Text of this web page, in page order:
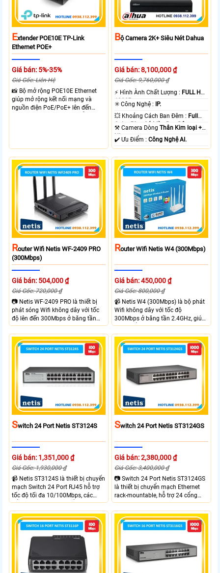
EXtender POE10E TP-Link
Ethernet POE+
Giá bán: 5%-35%
Giá Gốc: Liên Hệ
📸 Bộ mở rộng POE10E Ethernet
giúp mở rộng kết nối mạng và
nguồn điện PoE/PoE+ lên đến
BỘ Camera 2K+ Siêu Nét Dahua
Giá bán: 8,100,000 ₫
Giá Gốc: 9,760,000 ₫
️⚡ Hình Ành Chất Lượng : FULL HD
1080P .
✳️ Công Nghệ :
IP.
💥 Khoảng Cách Ban Đêm : Full
Color 50m Có Màu Ban Ðêm.
⚒ Camera DòngThân Kim loại +
Nhựa.
️✔️ Ưu Điểm :Công Nghệ AI.
ROuter Wifi Netis WF-2409 PRO
(300Mbps)
Giá bán: 504,000 ₫
Giá Gốc: 720,000 ₫
📷 Netis WF-2409 PRO là thiết bị
phát sóng Wifi không dây với tốc
độ lên đến 300Mbps ở băng tần
2.4GHz, đáp ứng nhu cầu kết nối
ổn định cho gia đình. Router wifi
hỗ trợ 3 ăng-ten 5dBi, đảm bảo
phủ sóng rộng và cung cấp tín
động như AP, WDS, Repeater, và
Multi-SSID
ROuter Wifi Netis W4 (300Mbps)
Giá bán: 450,000 ₫
Giá Gốc: 800,000 ₫
📹 Netis W4 (300Mbps) là bộ phát
Wifi không dây với tốc độ
300Mbps ở băng tần 2.4GHz, giúp
kết nối ổn định và nhanh chóng
cho các nhu cầu sử dụng internet
hàng ngày. Router wifi sở hữu 4
ăng-ten 5dBi mạnh mẽ, hỗ trợ
WDS, Repeater và Multi-SSID,tối đa
15-20 người dùng kết nối cùng lúc.
SWitch 24 Port Netis ST3124S
Giá bán: 1,351,000 ₫
Giá Gốc: 1,930,000 ₫
📹 Netis ST3124S là thiết bị chuyển
mạch Switch 24 Port RJ45 hỗ trợ
tốc độ tối đa 10/100Mbps, các
cổng đáp ứng tiêu chuẩn IEEE
802.3, IEEE 802.3u và IEEE
802.3az. Switch có bộ nhớ lưu trữ
MAC lên đến 8K và khả năng
chuyển mạch 4.8Gbps, đảm bảo
kết nối ổn định và hiệu quả cao.
SWitch 24 Port Netis ST3124GS
Giá bán: 2,380,000 ₫
Giá Gốc: 3,400,000 ₫
📷 Switch 24 Port Netis ST3124GS
là thiết bị chuyển mạch Ethernet
rack-mountable, hỗ trợ 24 cổng
10/100/1000M RJ45 với tốc độ
Gigabit. Thiết bị có bộ nhớ lưu trữ
MAC lên tới 16K và khả năng
chuyển mạch 48Gbps, Netis
nối mạng tốc độ cao, ổn định